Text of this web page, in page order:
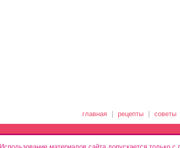
главная рецепты советы